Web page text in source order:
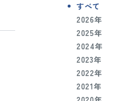
すべて
2026年
2025年
2024年
2023年
2022年
2021年